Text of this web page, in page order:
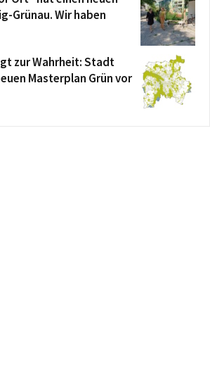
Grünau. Wir haben
zur Wahrheit: Stadt
Masterplan Grün vor